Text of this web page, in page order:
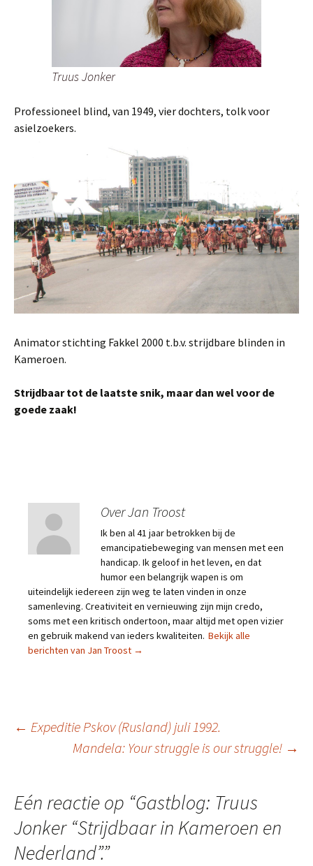
Truus Jonker
Professioneel blind, van 1949, vier dochters, tolk voor
asielzoekers.
Animator stichting Fakkel 2000 t.b.v. strijdbare blinden in
Kameroen.
Strijdbaar tot de laatste snik, maar dan wel voor de
goede zaak!
Over Jan Troost
Ik ben al 41 jaar betrokken bij de
emancipatiebeweging van mensen met een
handicap. Ik geloof in het leven, en dat
humor een belangrijk wapen is om
uiteindelijk iedereen zijn weg te laten vinden in onze
samenleving. Creativiteit en vernieuwing zijn mijn credo,
soms met een kritisch ondertoon, maar altijd met open vizier
en gebruik makend van ieders kwaliteiten. Bekijk alle
berichten van Jan Troost →
Berichtnavigatie
← Expeditie Pskov (Rusland) juli 1992.
Mandela: Your struggle is our struggle! →
Eén reactie op “Gastblog: Truus
Jonker “Strijdbaar in Kameroen en
Nederland”.”